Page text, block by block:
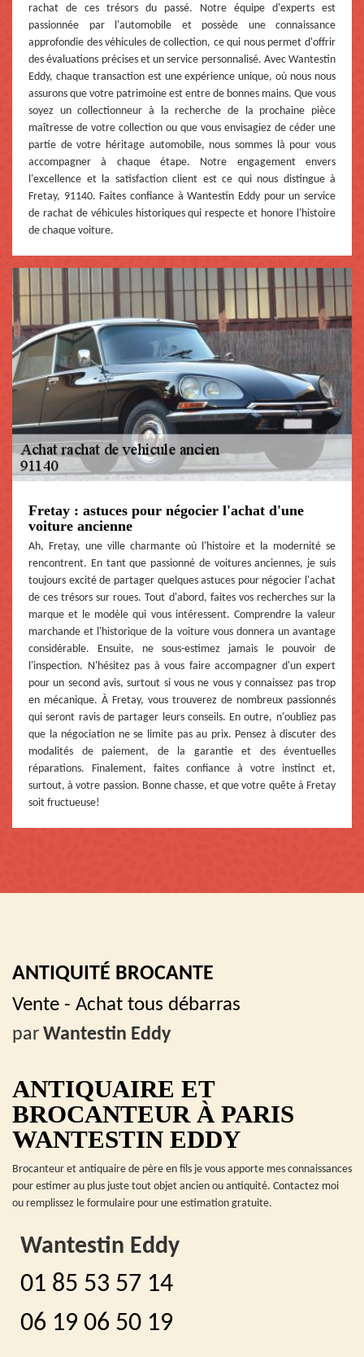
rachat de ces trésors du passé. Notre équipe d'experts est
passionnée par l'automobile et possède une connaissance
approfondie des véhicules de collection, ce qui nous permet d'offrir
des évaluations précises et un service personnalisé. Avec Wantestin
Eddy, chaque transaction est une expérience unique, où nous nous
assurons que votre patrimoine est entre de bonnes mains. Que vous
soyez un collectionneur à la recherche de la prochaine pièce
maîtresse de votre collection ou que vous envisagiez de céder une
partie de votre héritage automobile, nous sommes là pour vous
accompagner à chaque étape. Notre engagement envers
l'excellence et la satisfaction client est ce qui nous distingue à
Fretay, 91140. Faites confiance à Wantestin Eddy pour un service
de rachat de véhicules historiques qui respecte et honore l'histoire
de chaque voiture.
Fretay : astuces pour négocier l'achat d'une
voiture ancienne
Ah, Fretay, une ville charmante où l'histoire et la modernité se
rencontrent. En tant que passionné de voitures anciennes, je suis
toujours excité de partager quelques astuces pour négocier l'achat
de ces trésors sur roues. Tout d'abord, faites vos recherches sur la
marque et le modèle qui vous intéressent. Comprendre la valeur
marchande et l'historique de la voiture vous donnera un avantage
considérable. Ensuite, ne sous-estimez jamais le pouvoir de
l'inspection. N'hésitez pas à vous faire accompagner d'un expert
pour un second avis, surtout si vous ne vous y connaissez pas trop
en mécanique. À Fretay, vous trouverez de nombreux passionnés
qui seront ravis de partager leurs conseils. En outre, n'oubliez pas
que la négociation ne se limite pas au prix. Pensez à discuter des
modalités de paiement, de la garantie et des éventuelles
réparations. Finalement, faites confiance à votre instinct et,
surtout, à votre passion. Bonne chasse, et que votre quête à Fretay
soit fructueuse!
ANTIQUITÉ BROCANTE
Vente - Achat tous débarras
par Wantestin Eddy
ANTIQUAIRE ET
BROCANTEUR À PARIS
WANTESTIN EDDY
Brocanteur et antiquaire de père en fils je vous apporte mes connaissances
pour estimer au plus juste tout objet ancien ou antiquité. Contactez moi
ou remplissez le formulaire pour une estimation gratuite.
Wantestin Eddy
01 85 53 57 14
06 19 06 50 19